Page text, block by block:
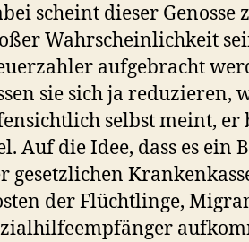
scheint dieser Genosse
Wahrscheinlichkeit
aufgebracht
sie sich ja reduzieren,
selbst meint, er
Auf die Idee, dass es ein
gesetzlichen
der Flüchtlinge,